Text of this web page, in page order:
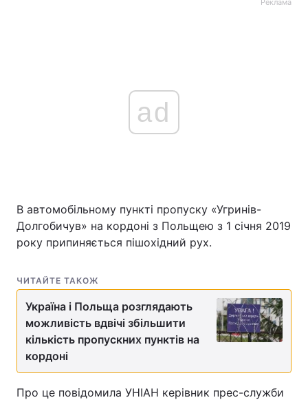
Реклама
ad
В автомобільному пункті пропуску «Угринів-
Долгобичув» на кордоні з Польщею з 1 січня 2019
року припиняється пішохідний рух.
ЧИТАЙТЕ ТАКОЖ
Україна і Польща розглядають
можливість вдвічі збільшити
кількість пропускних пунктів на
кордоні
Про це повідомила УНІАН керівник прес-служби